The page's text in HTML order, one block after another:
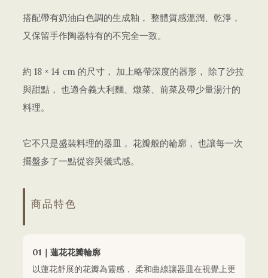
搭配帶有奶油白色調的生成釉， 整體質感溫潤、乾淨，
又保留手作陶器特有的不完全一致。
約 18 × 14 cm 的尺寸， 加上略帶深度的器形， 除了沙拉
與甜點， 也適合義大利麵、燉菜、前菜及帶少量湯汁的
料理。
它不只是盛裝料理的器皿， 花瓣般的輪廓， 也讓每一次
擺盤多了一點從容與儀式感。
商品特色
01｜蓮花花瓣輪廓
以蓮花舒展的花瓣為靈感， 柔和曲線讓器皿在視覺上更